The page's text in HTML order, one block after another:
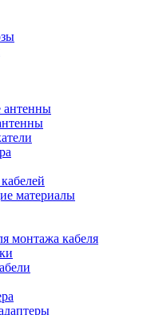
антенны
материалы
монтажа кабеля